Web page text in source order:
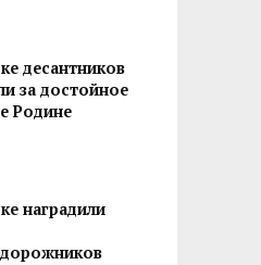
десантников
за достойное
Родине
наградили